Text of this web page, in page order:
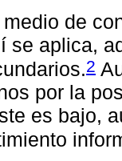
de
se aplica,
2
por la
es bajo,